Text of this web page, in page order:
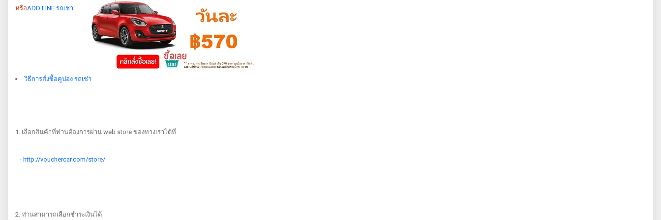
หรือADD LINE รถเช่า
วิธีการสั่งซื้อคูปอง รถเช่า
1. เลือกสินค้าที่ท่านต้องการผ่าน web store ของทางเราได้ที่
- http://vouchercar.com/store/
2. ท่านสามารถเลือกชำระเงินได้